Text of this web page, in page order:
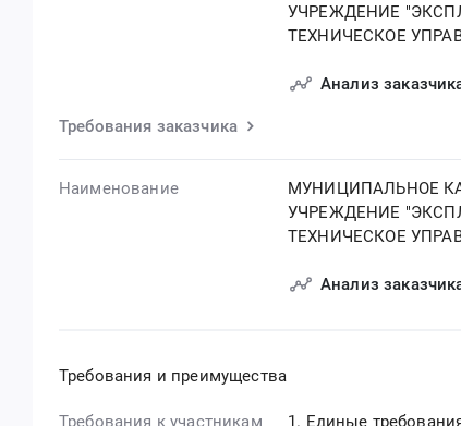
УЧРЕЖДЕНИЕ
ТЕХНИЧЕСКОЕ
Анализ
Требования заказчика
Наименование
МУНИЦИПАЛЬНОЕ
УЧРЕЖДЕНИЕ
ТЕХНИЧЕСКОЕ
Анализ
Требования и преимущества
Требования к участникам Единые